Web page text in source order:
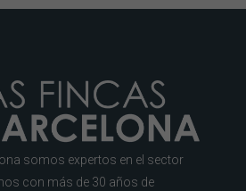
somos expertos en el sector
con más de 30 años de